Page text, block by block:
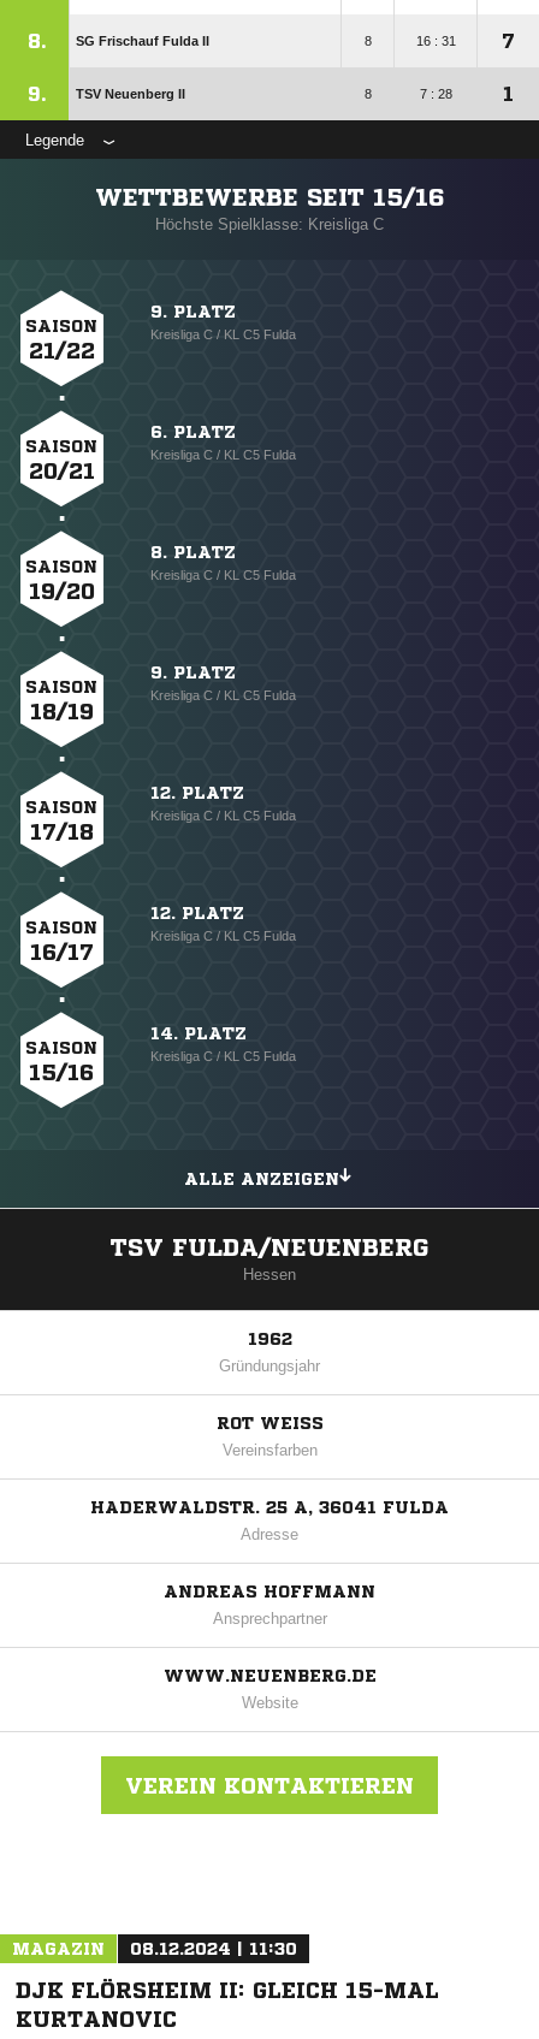
8. SG Frischauf Fulda II 8 16 : 31 7
9. TSV Neuenberg II 8 7 : 28 1
Legende
WETTBEWERBE SEIT 15/16
Höchste Spielklasse: Kreisliga C
SAISON
21/22
9. PLATZ
Kreisliga C / KL C5 Fulda
SAISON
20/21
6. PLATZ
Kreisliga C / KL C5 Fulda
SAISON
19/20
8. PLATZ
Kreisliga C / KL C5 Fulda
SAISON
18/19
9. PLATZ
Kreisliga C / KL C5 Fulda
SAISON
17/18
12. PLATZ
Kreisliga C / KL C5 Fulda
SAISON
16/17
12. PLATZ
Kreisliga C / KL C5 Fulda
SAISON
15/16
14. PLATZ
Kreisliga C / KL C5 Fulda
ALLE ANZEIGEN
TSV FULDA/NEUENBERG
Hessen
1962
Gründungsjahr
ROT WEISS
Vereinsfarben
HADERWALDSTR. 25 A, 36041 FULDA
Adresse
ANDREAS HOFFMANN
Ansprechpartner
WWW.NEUENBERG.DE
Website
VEREIN KONTAKTIEREN
MAGAZIN 08.12.2024 | 11:30
DJK FLÖRSHEIM II: GLEICH 15-MAL
KURTANOVIC